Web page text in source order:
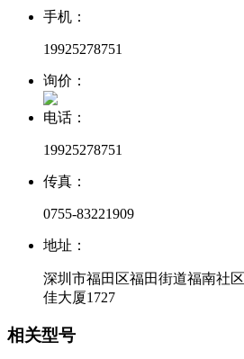
手机：
19925278751
询价：
电话：
19925278751
传真：
0755-83221909
地址：
深圳市福田区福田街道福南社
佳大厦1727
相关型号